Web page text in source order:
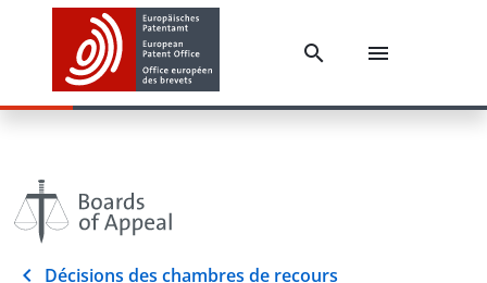
Décisions des chambres de recours